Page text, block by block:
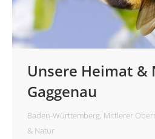
Unsere Heimat &
Gaggenau
Baden-Württemberg, Mittlerer
& Natur